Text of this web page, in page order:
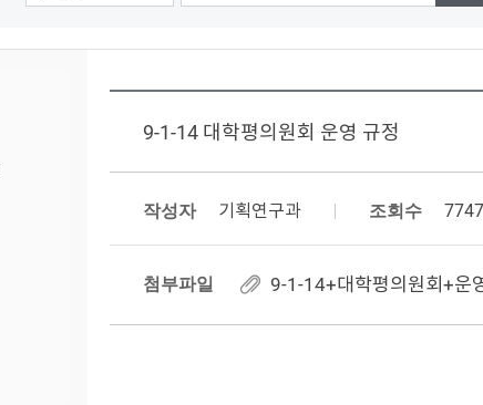
9-1-14 대학평의원회 운영 규정
작성자 기획연구과 조회수 7747
첨부파일 9-1-14+대학평의원회+운